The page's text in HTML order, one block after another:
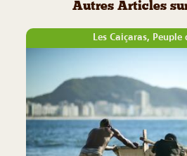
Autres Articles
Les Caiçaras, Peuple